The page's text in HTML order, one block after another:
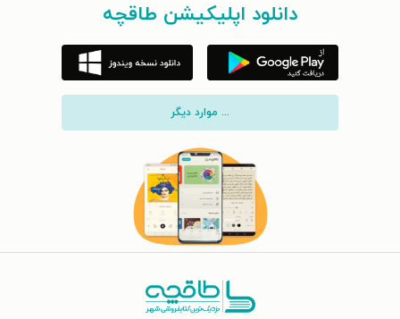
دانلود اپلیکیشن طاقچه
... موارد دیگر